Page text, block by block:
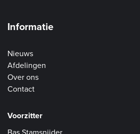
Informatie
Nieuws
Afdelingen
Over ons
Contact
Voorzitter